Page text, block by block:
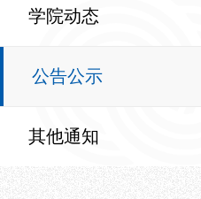
学院动态
公告公示
其他通知